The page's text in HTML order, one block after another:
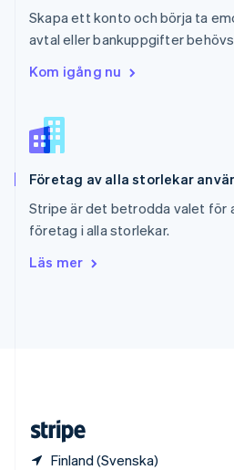
Skapa ett konto och börja ta
avtal eller bankuppgifter
Kom igång nu
Företag av alla storlekar
Stripe är det betrodda valet för
företag i alla storlekar.
Läs mer
Finland (Svenska)
Slovakien
English
Slovenien
Español
Storbritannien
Sverige
Thailand
ไทยEnglish
English